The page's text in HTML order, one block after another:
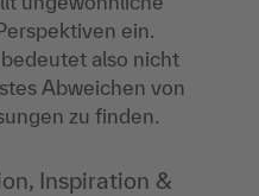
ein.
also nicht
Abweichen von
zu finden.
Inspiration &